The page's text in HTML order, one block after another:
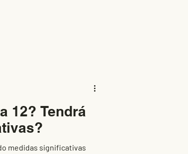
12? Tendrá
medidas significativas